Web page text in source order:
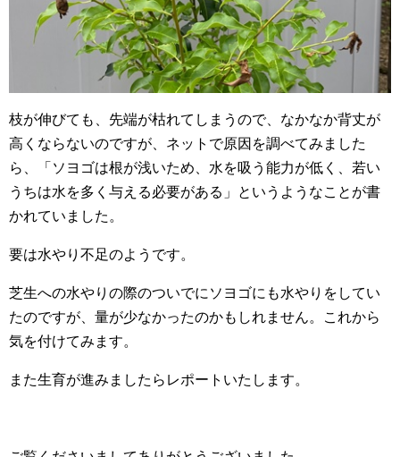
枝が伸びても、先端が枯れてしまうので、なかなか背丈が
高くならないのですが、ネットで原因を調べてみました
ら、「ソヨゴは根が浅いため、水を吸う能力が低く、若い
うちは水を多く与える必要がある」というようなことが書
かれていました。
要は水やり不足のようです。
芝生への水やりの際のついでにソヨゴにも水やりをしてい
たのですが、量が少なかったのかもしれません。これから
気を付けてみます。
また生育が進みましたらレポートいたします。